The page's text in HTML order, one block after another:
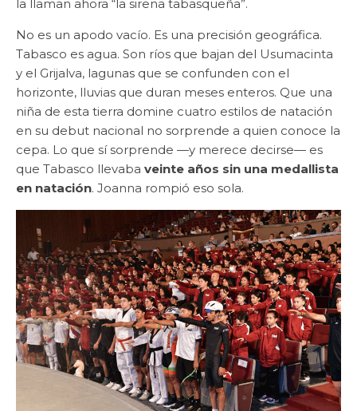
la llaman ahora “la sirena tabasqueña”.
No es un apodo vacío. Es una precisión geográfica.
Tabasco es agua. Son ríos que bajan del Usumacinta
y el Grijalva, lagunas que se confunden con el
horizonte, lluvias que duran meses enteros. Que una
niña de esta tierra domine cuatro estilos de natación
en su debut nacional no sorprende a quien conoce la
cepa. Lo que sí sorprende —y merece decirse— es
que Tabasco llevaba veinte años sin una medallista
en natación. Joanna rompió eso sola.